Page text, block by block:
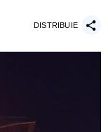
DISTRIBUIE